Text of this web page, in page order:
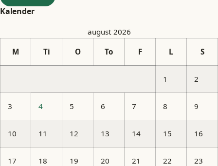
Kalender
august 2026
M Ti O To F L S
1 2
3 4 5 6 7 8 9
10 11 12 13 14 15 16
17 18 19 20 21 22 23